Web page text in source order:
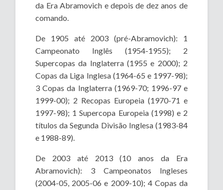
da Era Abramovich e depois de dez anos de
comando.
De 1905 até 2003 (pré-Abramovich): 1
Campeonato Inglês (1954-1955); 2
Supercopas da Inglaterra (1955 e 2000); 2
Copas da Liga Inglesa (1964-65 e 1997-98);
3 Copas da Inglaterra (1969-70; 1996-97 e
1999-00); 2 Recopas Europeia (1970-71 e
1997-98); 1 Supercopa Europeia (1998) e 2
títulos da Segunda Divisão Inglesa (1983-84
e 1988-89).
De 2003 até 2013 (10 anos da Era
Abramovich): 3 Campeonatos Ingleses
(2004-05, 2005-06 e 2009-10); 4 Copas da